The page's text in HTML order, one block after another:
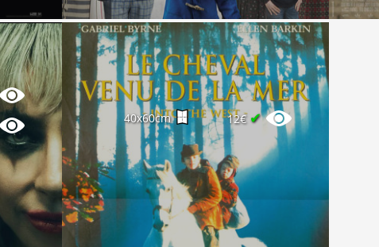
40x60cm 12€ ✔